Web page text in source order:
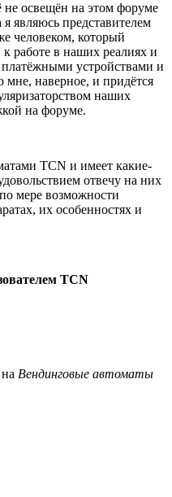
освещён на этом форуме
являюсь представителем
человеком, который
работе в наших реалиях и
устройствами и
наверное, и придётся
наших
на форуме.
TCN и имеет какие-
отвечу на них
мере возможности
их особенностях и
TCN
Вендинговые автоматы